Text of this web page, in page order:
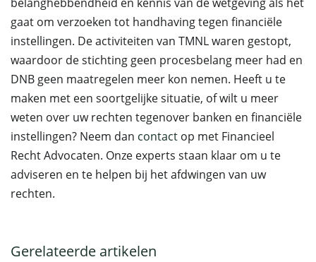
gaat om verzoeken tot handhaving tegen financiële
instellingen. De activiteiten van TMNL waren gestopt,
waardoor de stichting geen procesbelang meer had en
DNB geen maatregelen meer kon nemen. Heeft u te
maken met een soortgelijke situatie, of wilt u meer
weten over uw rechten tegenover banken en financiële
instellingen? Neem dan contact op met Financieel
Recht Advocaten. Onze experts staan klaar om u te
adviseren en te helpen bij het afdwingen van uw
rechten.
Gerelateerde artikelen